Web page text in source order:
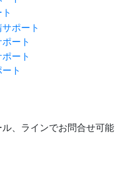
ート
ト
、ラインでお問合せ可能